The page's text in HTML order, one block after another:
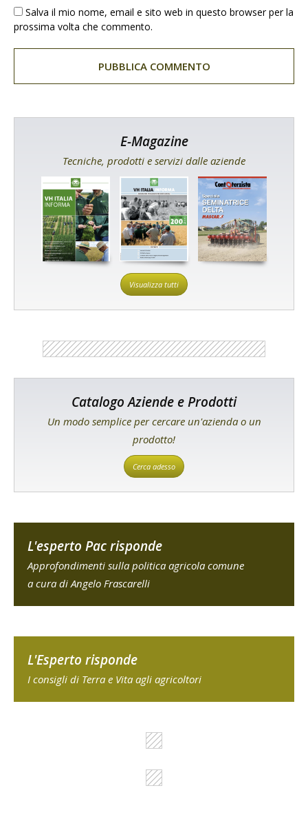
Salva il mio nome, email e sito web in questo browser per la
prossima volta che commento.
E-Magazine
Tecniche, prodotti e servizi dalle aziende
Visualizza tutti
Catalogo Aziende e Prodotti
Un modo semplice per cercare un'azienda o un
prodotto!
Cerca adesso
L'esperto Pac risponde
Approfondimenti sulla politica agricola comune
a cura di Angelo Frascarelli
L'Esperto risponde
I consigli di Terra e Vita agli agricoltori